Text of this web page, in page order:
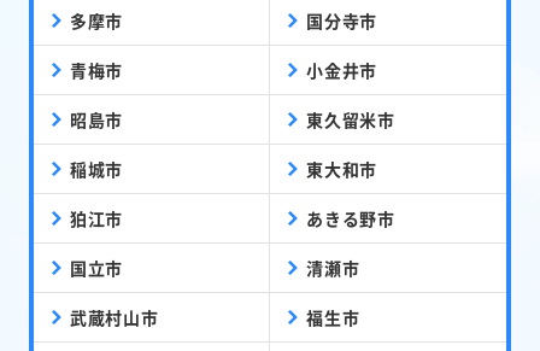
多摩市 国分寺市
青梅市 小金井市
昭島市 東久留米市
稲城市 東大和市
狛江市 あきる野市
国立市 清瀬市
武蔵村山市 福生市